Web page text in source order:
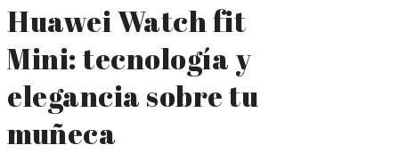
Huawei Watch fit
Mini: tecnología y
elegancia sobre tu
muñeca